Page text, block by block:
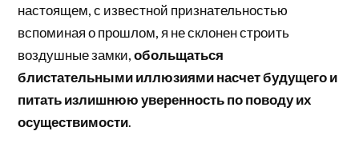
настоящем, с известной признательностью
вспоминая о прошлом, я не склонен строить
воздушные замки,обольщаться
блистательными иллюзиями насчет будущего и
питать излишнюю уверенность по поводу их
осуществимости.